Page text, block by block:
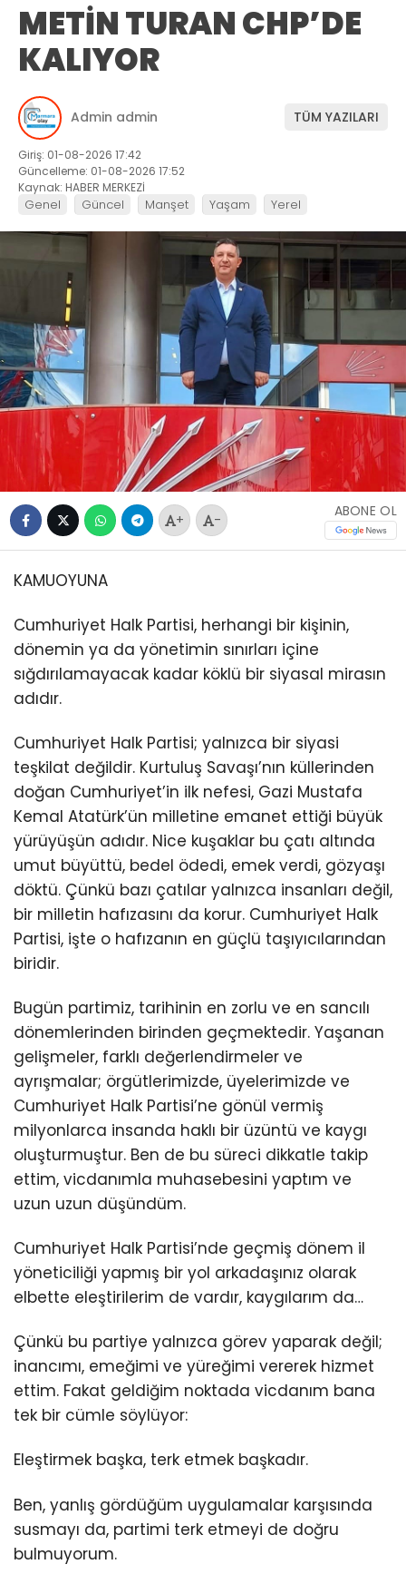
METİN TURAN CHP’DE
KALIYOR
Admin admin TÜM YAZILARI
Giriş: 01-08-2026 17:42
Güncelleme: 01-08-2026 17:52
Kaynak: HABER MERKEZİ
Genel Güncel Manşet Yaşam Yerel
+ -
ABONE OL
KAMUOYUNA
Cumhuriyet Halk Partisi, herhangi bir kişinin,
dönemin ya da yönetimin sınırları içine
sığdırılamayacak kadar köklü bir siyasal mirasın
adıdır.
Cumhuriyet Halk Partisi; yalnızca bir siyasi
teşkilat değildir. Kurtuluş Savaşı’nın küllerinden
doğan Cumhuriyet’in ilk nefesi, Gazi Mustafa
Kemal Atatürk’ün milletine emanet ettiği büyük
yürüyüşün adıdır. Nice kuşaklar bu çatı altında
umut büyüttü, bedel ödedi, emek verdi, gözyaşı
döktü. Çünkü bazı çatılar yalnızca insanları değil,
bir milletin hafızasını da korur. Cumhuriyet Halk
Partisi, işte o hafızanın en güçlü taşıyıcılarından
biridir.
Bugün partimiz, tarihinin en zorlu ve en sancılı
dönemlerinden birinden geçmektedir. Yaşanan
gelişmeler, farklı değerlendirmeler ve
ayrışmalar; örgütlerimizde, üyelerimizde ve
Cumhuriyet Halk Partisi’ne gönül vermiş
milyonlarca insanda haklı bir üzüntü ve kaygı
oluşturmuştur. Ben de bu süreci dikkatle takip
ettim, vicdanımla muhasebesini yaptım ve
uzun uzun düşündüm.
Cumhuriyet Halk Partisi’nde geçmiş dönem il
yöneticiliği yapmış bir yol arkadaşınız olarak
elbette eleştirilerim de vardır, kaygılarım da…
Çünkü bu partiye yalnızca görev yaparak değil;
inancımı, emeğimi ve yüreğimi vererek hizmet
ettim. Fakat geldiğim noktada vicdanım bana
tek bir cümle söylüyor:
Eleştirmek başka, terk etmek başkadır.
Ben, yanlış gördüğüm uygulamalar karşısında
susmayı da, partimi terk etmeyi de doğru
bulmuyorum.